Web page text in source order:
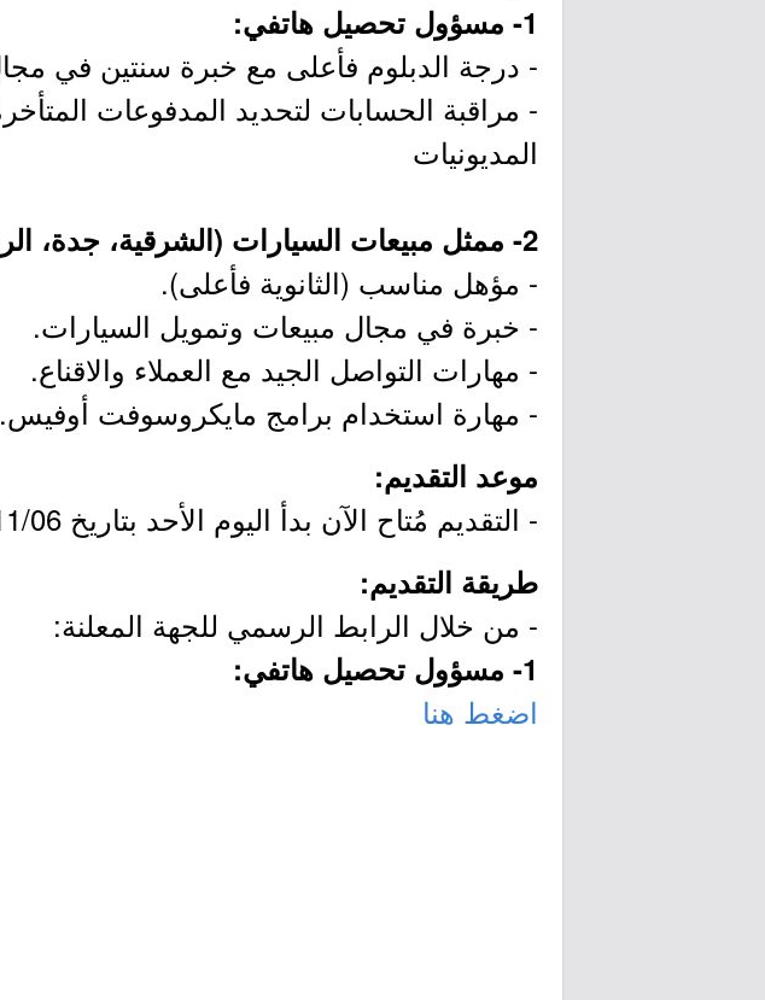
1- مسؤول تحصيل هاتفي:
- درجة الدبلوم فأعلى مع خبرة سنتين في
- مراقبة الحسابات لتحديد المدفوعات
المديونيات
2- ممثل مبيعات السيارات (الشرقية، جدة، الرياض):
- مؤهل مناسب (الثانوية فأعلى).
- خبرة في مجال مبيعات وتمويل السيارات.
- مهارات التواصل الجيد مع العملاء والاقناع.
- مهارة استخدام برامج مايكروسوفت أوفيس.
موعد التقديم:
- التقديم مُتاح الآن بدأ اليوم الأحد بتاريخ 1443/11/06هـ الموافق 2022/06/05م.
طريقة التقديم:
- من خلال الرابط الرسمي للجهة المعلنة:
1- مسؤول تحصيل هاتفي:
اضغط هنا